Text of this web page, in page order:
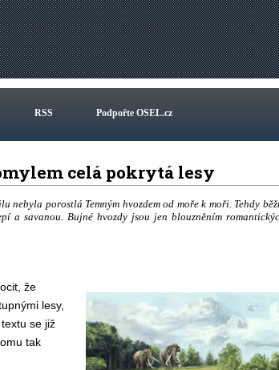
RSS Podpořte OSEL.cz
celá pokrytá lesy
porostlá Temným hvozdem od moře k moři. Tehdy
savanou. Bujné hvozdy jsou jen blouzněním
že
lesy,
se již
tak